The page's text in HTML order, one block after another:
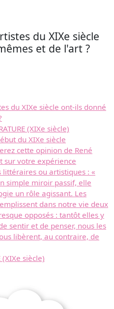
du XIXe siècle
et de l'art ?
du XIXe siècle ont-ils donné
(XIXe siècle)
du XIXe siècle
cette opinion de René
sur votre expérience
ou artistiques : «
simple miroir passif, elle
un rôle agissant. Les
dans notre vie deux
opposés : tantôt elles y
sentir et de penser, nous les
libèrent, au contraire, de
(XIXe siècle)